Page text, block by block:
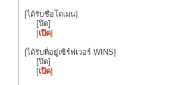
[ได้รับชื่อโดเมน]
[ปิด]
[เปิด]
[ได้รับที่อยู่เซิร์ฟเวอร์ WINS]
[ปิด]
[เปิด]